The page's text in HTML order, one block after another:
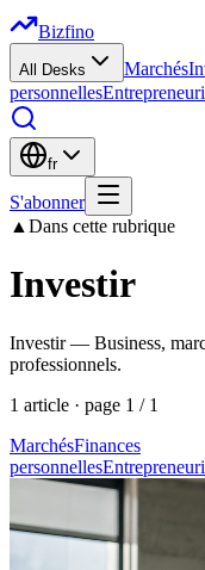
Bizfino
All Desks Marchés
personnelles
fr
S'abonner
▲ Dans cette rubrique
Investir
Investir — Business,
professionnels.
1 article · page 1 / 1
MarchésFinances
personnelles